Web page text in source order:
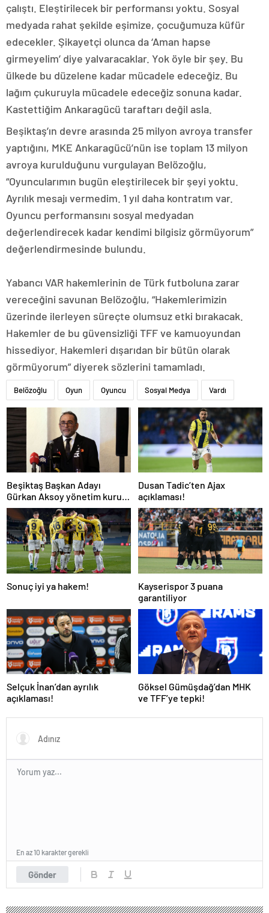
çalıştı. Eleştirilecek bir performansı yoktu. Sosyal
medyada rahat şekilde eşimize, çocuğumuza küfür
edecekler. Şikayetçi olunca da ‘Aman hapse
girmeyelim’ diye yalvaracaklar. Yok öyle bir şey. Bu
ülkede bu düzelene kadar mücadele edeceğiz. Bu
lağım çukuruyla mücadele edeceğiz sonuna kadar.
Kastettiğim Ankaragücü taraftarı değil asla.
Beşiktaş’ın devre arasında 25 milyon avroya transfer
yaptığını, MKE Ankaragücü’nün ise toplam 13 milyon
avroya kurulduğunu vurgulayan Belözoğlu,
“Oyuncularımın bugün eleştirilecek bir şeyi yoktu.
Ayrılık mesajı vermedim. 1 yıl daha kontratım var.
Oyuncu performansını sosyal medyadan
değerlendirecek kadar kendimi bilgisiz görmüyorum”
değerlendirmesinde bulundu.
Yabancı VAR hakemlerinin de Türk futboluna zarar
vereceğini savunan Belözoğlu, “Hakemlerimizin
üzerinde ilerleyen süreçte olumsuz etki bırakacak.
Hakemler de bu güvensizliği TFF ve kamuoyundan
hissediyor. Hakemleri dışarıdan bir bütün olarak
görmüyorum” diyerek sözlerini tamamladı.
Belözoğlu Oyun Oyuncu Sosyal Medya Vardı
Beşiktaş Başkan Adayı
Gürkan Aksoy yönetim kurulu
listesini tanıttı
Dusan Tadic’ten Ajax
açıklaması!
Sonuç iyi ya hakem!
Kayserispor 3 puana
garantiliyor
Selçuk İnan’dan ayrılık
açıklaması!
Göksel Gümüşdağ’dan MHK
ve TFF’ye tepki!
Gönder
En az 10 karakter gerekli